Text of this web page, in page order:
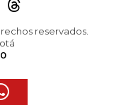
reservados.